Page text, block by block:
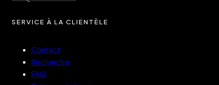
SERVICE À LA CLIENTÈLE
Contact
Recherche
FAQ